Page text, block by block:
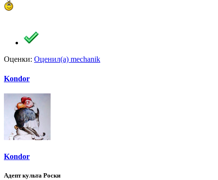
Оценки: Оценил(а) mechanik
Kondor
Kondor
Адепт культа Роски